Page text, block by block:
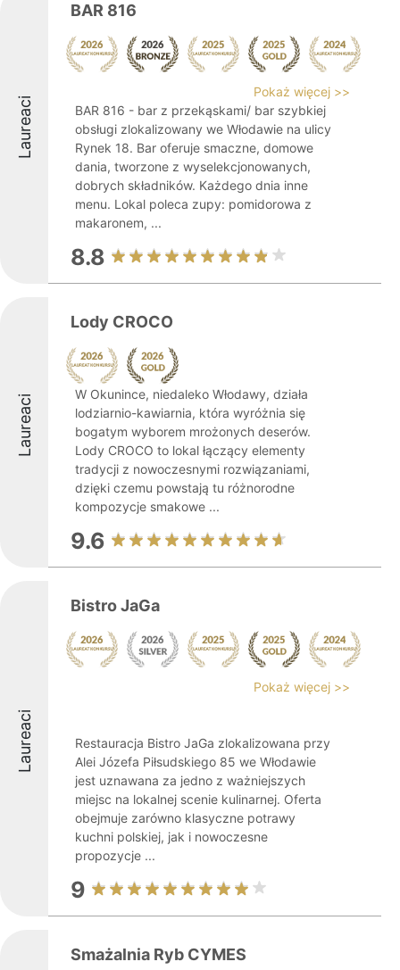
Laureaci
BAR 816
Pokaż więcej >>
BAR 816 - bar z przekąskami/ bar szybkiej
obsługi zlokalizowany we Włodawie na ulicy
Rynek 18. Bar oferuje smaczne, domowe
dania, tworzone z wyselekcjonowanych,
dobrych składników. Każdego dnia inne
menu. Lokal poleca zupy: pomidorowa z
makaronem, ...
8.8
Laureaci
Lody CROCO
W Okunince, niedaleko Włodawy, działa
lodziarnio-kawiarnia, która wyróżnia się
bogatym wyborem mrożonych deserów.
Lody CROCO to lokal łączący elementy
tradycji z nowoczesnymi rozwiązaniami,
dzięki czemu powstają tu różnorodne
kompozycje smakowe ...
9.6
Laureaci
Bistro JaGa
Pokaż więcej >>
Restauracja Bistro JaGa zlokalizowana przy
Alei Józefa Piłsudskiego 85 we Włodawie
jest uznawana za jedno z ważniejszych
miejsc na lokalnej scenie kulinarnej. Oferta
obejmuje zarówno klasyczne potrawy
kuchni polskiej, jak i nowoczesne
propozycje ...
9
Smażalnia Ryb CYMES